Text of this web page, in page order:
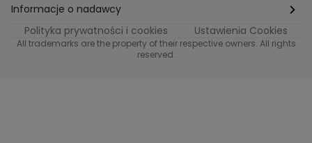
Supplier Diversity
Polityka podatkowa
Biuro Prasowe
Biuro Reklamy
Informacje o nadawcy
Informacje o nadawcy programu METRO
Polityka prywatności i cookies Ustawienia Cookies
All trademarks are the property of their respective owners. All rights
reserved.